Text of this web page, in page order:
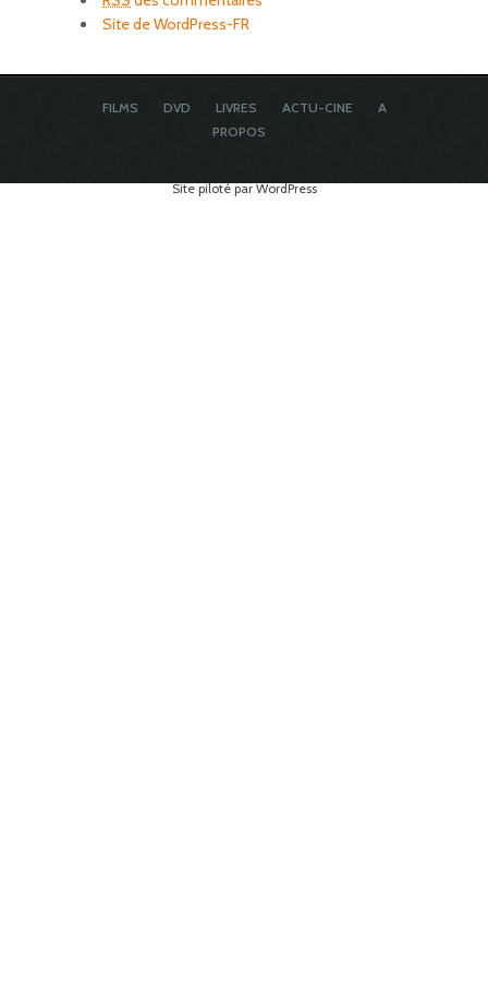
Site de WordPress-FR
FILMS DVD LIVRES ACTU-CINE
A
PROPOS
Site piloté par WordPress